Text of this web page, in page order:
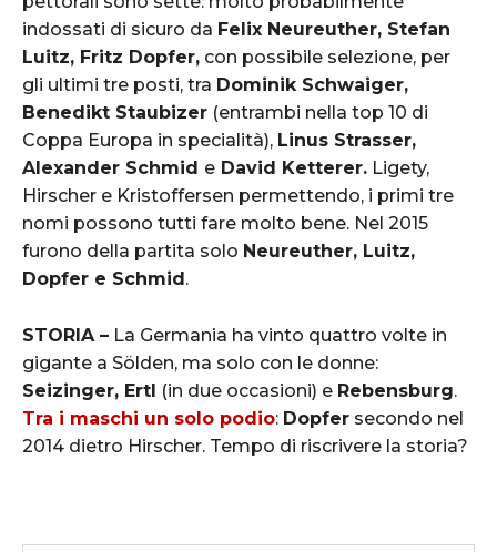
indossati di sicuro da Felix Neureuther, Stefan
Luitz, Fritz Dopfer, con possibile selezione, per
gli ultimi tre posti, tra Dominik Schwaiger,
Benedikt Staubizer (entrambi nella top 10 di
Coppa Europa in specialità), Linus Strasser,
Alexander Schmid e David Ketterer. Ligety,
Hirscher e Kristoffersen permettendo, i primi tre
nomi possono tutti fare molto bene. Nel 2015
furono della partita solo Neureuther, Luitz,
Dopfer e Schmid .
STORIA – La Germania ha vinto quattro volte in
gigante a Sölden, ma solo con le donne:
Seizinger, Ertl (in due occasioni) e Rebensburg.
Tra i maschi un solo podio: Dopfer secondo nel
2014 dietro Hirscher. Tempo di riscrivere la storia?